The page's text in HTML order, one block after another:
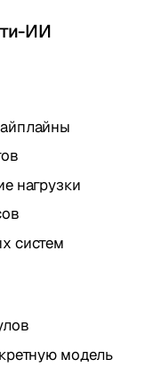
ИИ
нагрузки
систем
модель